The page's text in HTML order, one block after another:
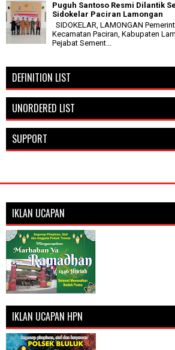
Puguh Santoso Resmi Dilantik
Sidokelar Paciran Lamongan
SIDOKELAR, LAMONGAN
Kecamatan Paciran, Kabupaten
Pejabat Sement...
DEFINITION LIST
UNORDERED LIST
SUPPORT
IKLAN UCAPAN
IKLAN UCAPAN HPN